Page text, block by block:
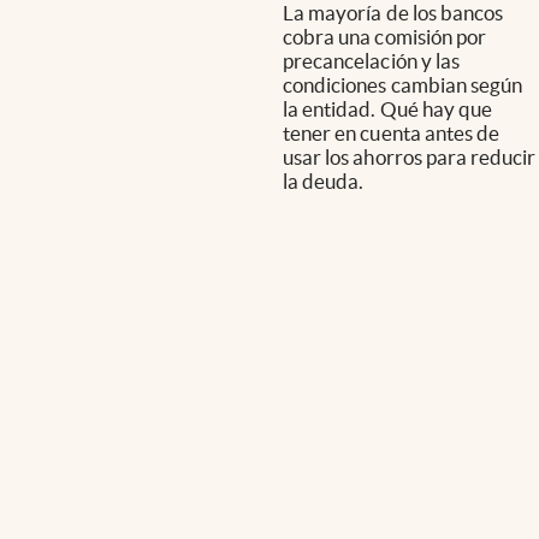
La mayoría de los bancos
cobra una comisión por
precancelación y las
condiciones cambian según
la entidad. Qué hay que
tener en cuenta antes de
usar los ahorros para reducir
la deuda.